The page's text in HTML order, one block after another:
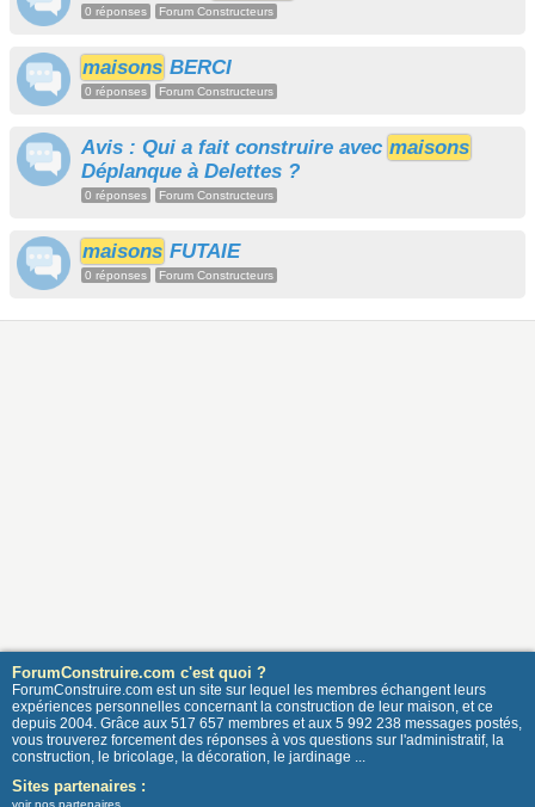
0 réponses Forum Constructeurs
maisons BERCI
0 réponses Forum Constructeurs
Avis : Qui a fait construire avec maisons
Déplanque à Delettes ?
0 réponses Forum Constructeurs
maisons FUTAIE
0 réponses Forum Constructeurs
ForumConstruire.com c'est quoi ?
ForumConstruire.com est un site sur lequel les membres échangent leurs
expériences personnelles concernant la construction de leur maison, et ce
depuis 2004. Grâce aux 517 657 membres et aux 5 992 238 messages postés,
vous trouverez forcement des réponses à vos questions sur l'administratif, la
construction, le bricolage, la décoration, le jardinage ...
Sites partenaires :
voir nos partenaires